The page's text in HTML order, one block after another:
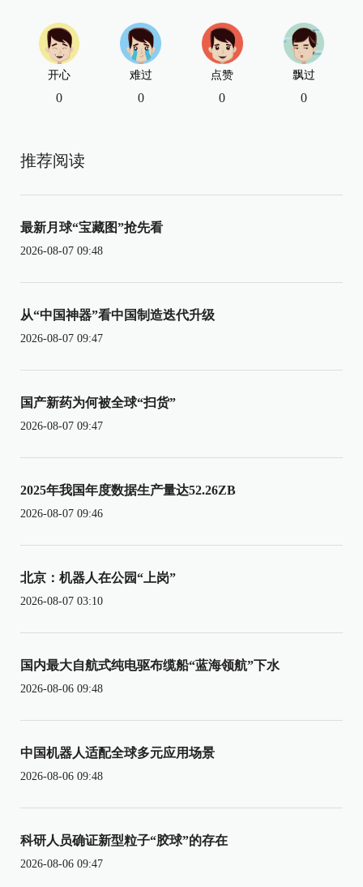
开心
0
难过
0
点赞
0
飘过
0
推荐阅读
最新月球“宝藏图”抢先看
2026-08-07 09:48
从“中国神器”看中国制造迭代升级
2026-08-07 09:47
国产新药为何被全球“扫货”
2026-08-07 09:47
2025年我国年度数据生产量达52.26ZB
2026-08-07 09:46
北京：机器人在公园“上岗”
2026-08-07 03:10
国内最大自航式纯电驱布缆船“蓝海领航”下水
2026-08-06 09:48
中国机器人适配全球多元应用场景
2026-08-06 09:48
科研人员确证新型粒子“胶球”的存在
2026-08-06 09:47